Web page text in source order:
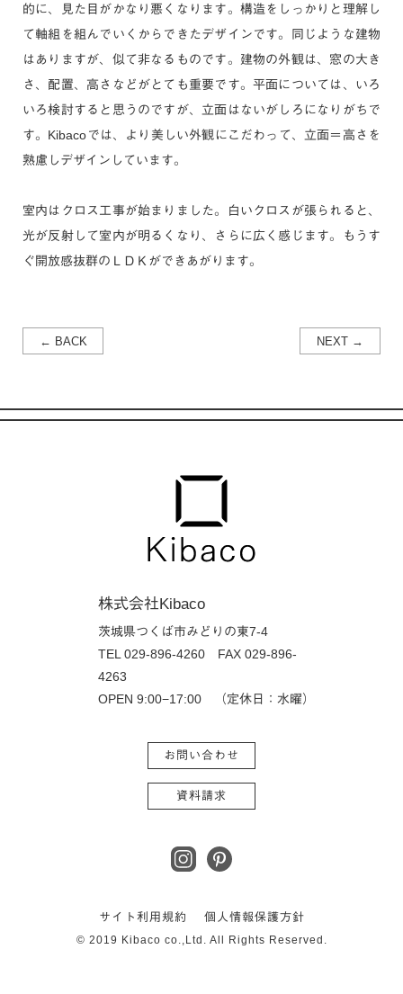
的に、見た目がかなり悪くなります。構造をしっかりと理解し
て軸組を組んでいくからできたデザインです。同じような建物
はありますが、似て非なるものです。建物の外観は、窓の大き
さ、配置、高さなどがとても重要です。平面については、いろ
いろ検討すると思うのですが、立面はないがしろになりがちで
す。Kibacoでは、より美しい外観にこだわって、立面＝高さを
熟慮しデザインしています。
室内はクロス工事が始まりました。白いクロスが張られると、
光が反射して室内が明るくなり、さらに広く感じます。もうす
ぐ開放感抜群のＬＤＫができあがります。
← BACK NEXT →
株式会社Kibaco
茨城県つくば市みどりの東7-4
TEL 029-896-4260 FAX 029-896-
4263
OPEN 9:00−17:00 （定休日：水曜）
お問い合わせ
資料請求
サイト利用規約 個人情報保護方針
© 2019 Kibaco co.,Ltd. All Rights Reserved.